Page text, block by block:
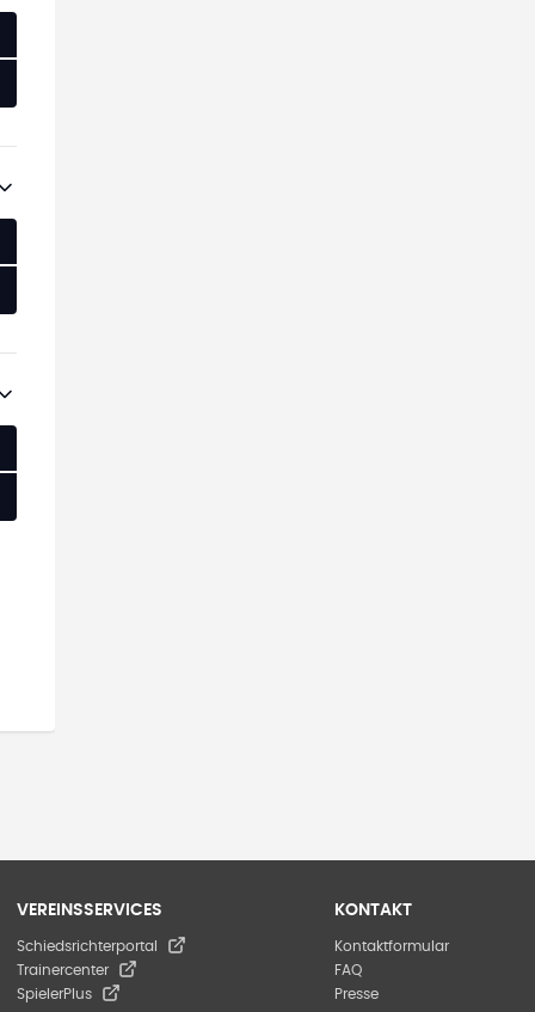
VEREINSSERVICES
Schiedsrichterportal
Trainercenter
SpielerPlus
KONTAKT
Kontaktformular
FAQ
Presse